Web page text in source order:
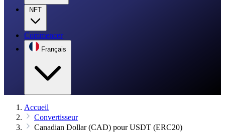
NFT
Commencer
Français
Accueil
Convertisseur
Canadian Dollar (CAD) pour USDT (ERC20)